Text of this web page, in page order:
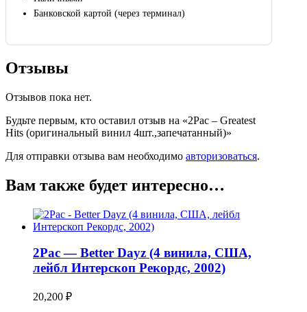
Банковской картой (через терминал)
Отзывы
Отзывов пока нет.
Будьте первым, кто оставил отзыв на «2Pac – Greatest
Hits (оригинальный винил 4шт.,запечатанный)»
Для отправки отзыва вам необходимо авторизоваться.
Вам также будет интересно…
2Pac — Better Dayz (4 винила, США,
лейбл Интерскоп Рекордс, 2002)
20,200 ₽